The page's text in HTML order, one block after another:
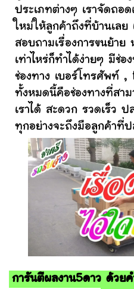
ประเภทต่างๆ เราจัดถอ
ใหม่ให้ลูกค้าถึงที่บ้านเลย
สอบถามเรื่องการขนย้าย
เท่าไหร่ก็ทำได้ง่ายๆ มีช่อ
ช่องทาง เบอร์โทรศัพท์
ทั้งหมดนี้คือช่องทางที่สา
เราได้ สะดวก รวดเร็ว
ทุกอย่างจะถึงมือลูกค้าที่
การันตีผลงาน5ดาว ด้วย